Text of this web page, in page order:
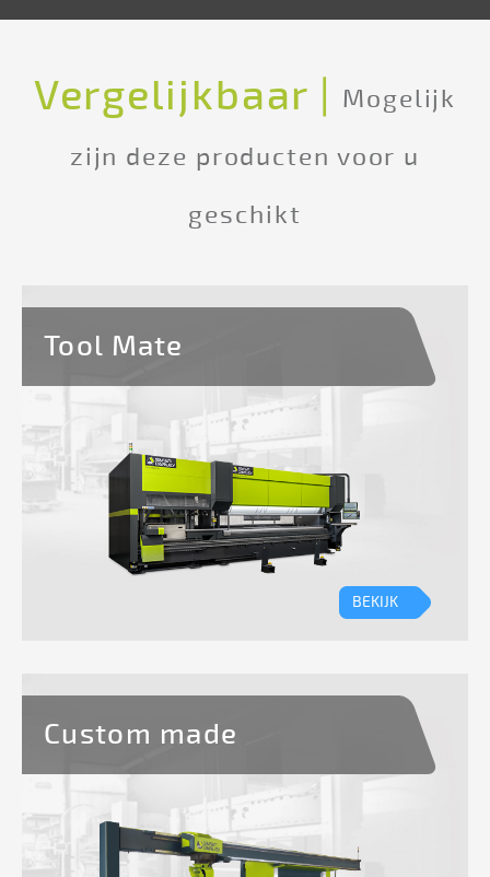
Vergelijkbaar |
Mogelijk
zijn deze producten voor u
geschikt
Tool Mate
BEKIJK
Custom made